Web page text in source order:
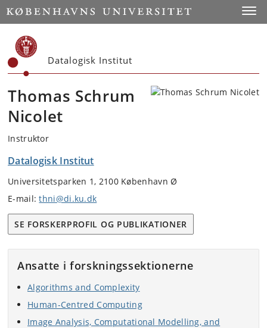
Start
Datalogisk Institut
Thomas Schrum
Nicolet
Instruktor
Datalogisk Institut
Universitetsparken 1, 2100 København Ø
E-mail:thni@di.ku.dk
SE FORSKERPROFIL OG PUBLIKATIONER
Ansatte i forskningssektionerne
Algorithms and Complexity
Human-Centred Computing
Image Analysis, Computational Modelling, and